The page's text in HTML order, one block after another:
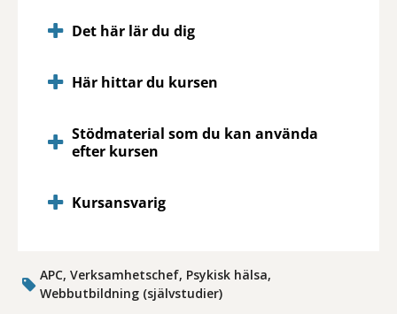
Det här lär du dig
Här hittar du kursen
Stödmaterial som du kan använda
efter kursen
Kursansvarig
APC, Verksamhetschef, Psykisk hälsa,
Webbutbildning (självstudier)